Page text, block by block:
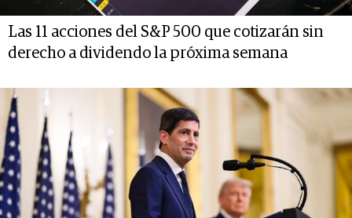
Las 11 acciones del S&P 500 que cotizarán sin
derecho a dividendo la próxima semana